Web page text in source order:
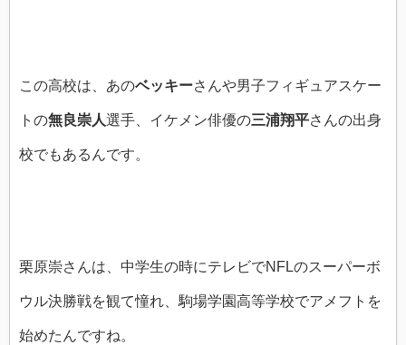
この高校は、あのベッキーさんや男子フィギュアスケー
トの無良崇人選手、イケメン俳優の三浦翔平さんの出身
校でもあるんです。
栗原崇さんは、中学生の時にテレビでNFLのスーパーボ
ウル決勝戦を観て憧れ、駒場学園高等学校でアメフトを
始めたんですね。